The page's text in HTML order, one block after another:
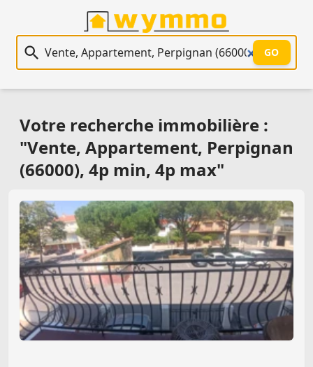
Recherche immobilière
GO
Votre recherche immobilière :
"Vente, Appartement, Perpignan
(66000), 4p min, 4p max"